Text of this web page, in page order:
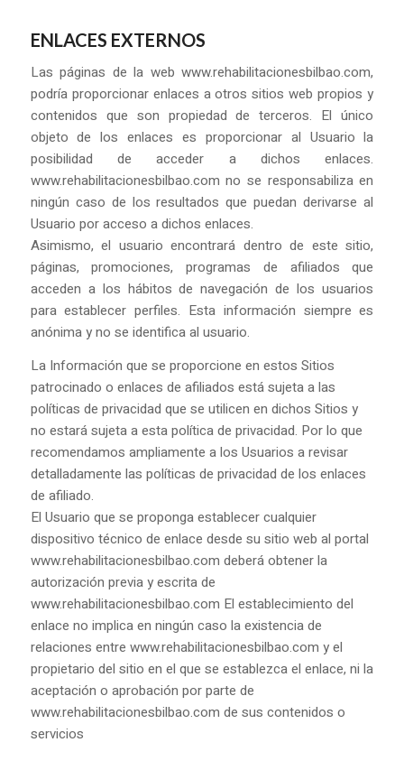
ENLACES EXTERNOS
Las páginas de la web www.rehabilitacionesbilbao.com,
podría proporcionar enlaces a otros sitios web propios y
contenidos que son propiedad de terceros. El único
objeto de los enlaces es proporcionar al Usuario la
posibilidad de acceder a dichos enlaces.
www.rehabilitacionesbilbao.com no se responsabiliza en
ningún caso de los resultados que puedan derivarse al
Usuario por acceso a dichos enlaces.
Asimismo, el usuario encontrará dentro de este sitio,
páginas, promociones, programas de afiliados que
acceden a los hábitos de navegación de los usuarios
para establecer perfiles. Esta información siempre es
anónima y no se identifica al usuario.
La Información que se proporcione en estos Sitios
patrocinado o enlaces de afiliados está sujeta a las
políticas de privacidad que se utilicen en dichos Sitios y
no estará sujeta a esta política de privacidad. Por lo que
recomendamos ampliamente a los Usuarios a revisar
detalladamente las políticas de privacidad de los enlaces
de afiliado.
El Usuario que se proponga establecer cualquier
dispositivo técnico de enlace desde su sitio web al portal
www.rehabilitacionesbilbao.com deberá obtener la
autorización previa y escrita de
www.rehabilitacionesbilbao.com El establecimiento del
enlace no implica en ningún caso la existencia de
relaciones entre www.rehabilitacionesbilbao.com y el
propietario del sitio en el que se establezca el enlace, ni la
aceptación o aprobación por parte de
www.rehabilitacionesbilbao.com de sus contenidos o
servicios